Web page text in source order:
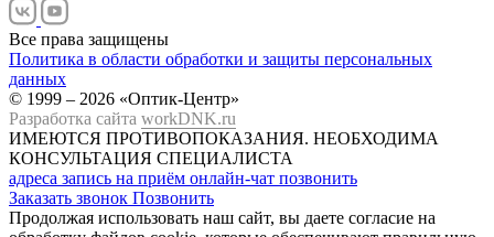
Все права защищены
Политика в области обработки и защиты персональных
данных
© 1999 – 2026 «Оптик-Центр»
Разработка сайта workDNK.ru
ИМЕЮТСЯ ПРОТИВОПОКАЗАНИЯ. НЕОБХОДИМА
КОНСУЛЬТАЦИЯ СПЕЦИАЛИСТА
адреса запись на приём онлайн-чат позвонить
Заказать звонок Позвонить
Продолжая использовать наш сайт, вы даете согласие на